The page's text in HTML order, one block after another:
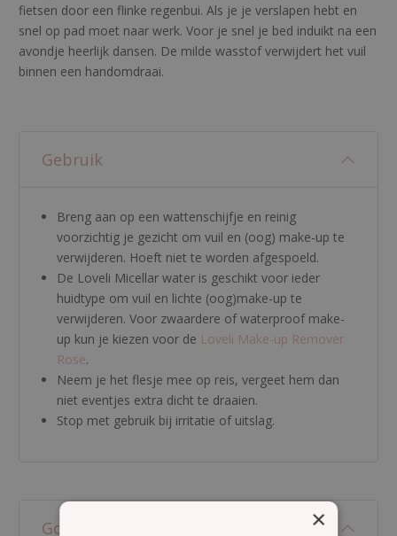
fietsen door een flinke regenbui. Als je je verslapen hebt en
snel op pad moet naar werk. Voor je snel je bed induikt na een
avondje heerlijk dansen. De milde wasstof verwijdert het vuil
binnen een handomdraai.
Gebruik
Breng aan op een wattenschijfje en reinig
voorzichtig je gezicht om vuil en (oog) make-up te
verwijderen. Hoeft niet te worden afgespoeld.
De Loveli Micellar water is geschikt voor ieder
huidtype om vuil en lichte (oog)make-up te
verwijderen. Voor zwaardere of waterproof make-
up kun je kiezen voor de Loveli Make-up Remover
Rose.
Neem je het flesje mee op reis, vergeet hem dan
niet eventjes extra dicht te draaien.
Stop met gebruik bij irritatie of uitslag.
Good To Know ×